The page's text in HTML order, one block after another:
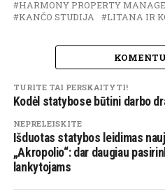
HARMONY PROPERTY
KANČO STUDIJA
LITANA IR
TURITE TAI PERSKAITYTI!
Kodėl statybose būtini darbo
NEPRELEISKITE
Išduotas statybos leidimas
„Akropolio“: dar daugiau
lankytojams